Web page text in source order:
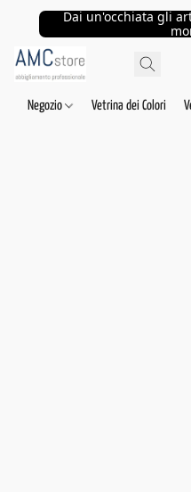
Dai un'occhiata gli
Negozio Vetrina dei Colori